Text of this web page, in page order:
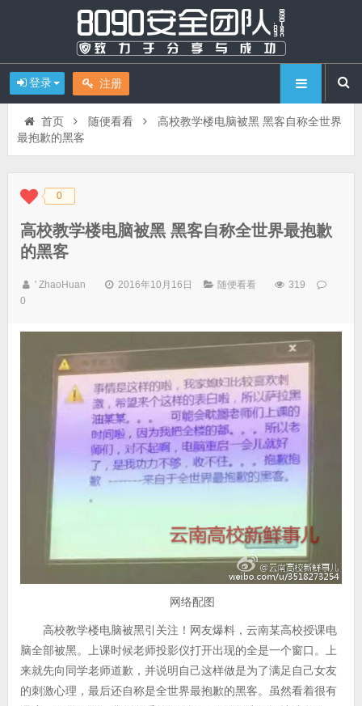
登录 注册
首页 随便看看
高校教学楼电脑被黑 黑客自称全世界
最抱歉的黑客
◆◆ 0
高校教学楼电脑被黑 黑客自称全世界最抱歉
的黑客
' ZhaoHuan 2016年10月16日 随便看看
319
0
网络配图
高校教学楼电脑被黑引关注！网友爆料，云南某高校授课电
脑全部被黑。上课时候老师投影仪打开出现的全是一个窗口。上
来就先向同学老师道歉，并说明自己这样做是为了满足自己女友
的刺激心理，最后还自称是全世界最抱歉的黑客。虽然看着很有